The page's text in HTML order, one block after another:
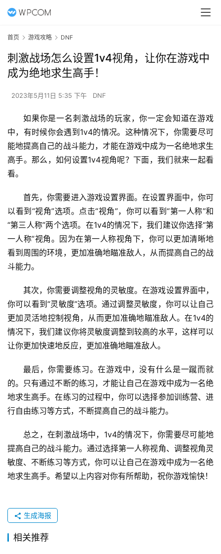
首页 游戏攻略 DNF
刺激战场怎么设置1v4视角，让你在游戏中
成为绝地求生高手！
2023年5月11日 5:35 下午 DNF
如果你是一名刺激战场的玩家，你一定会知道在游戏
中，有时候你会遇到1v4的情况。这种情况下，你需要尽可
能地提高自己的战斗能力，才能在游戏中成为一名绝地求生
高手。那么，如何设置1v4视角呢？下面，我们就来一起看
看。
首先，你需要进入游戏设置界面。在设置界面中，你可
以看到“视角”选项。点击“视角”，你可以看到“第一人称”和
“第三人称”两个选项。在1v4的情况下，我们建议你选择“第
一人称”视角。因为在第一人称视角下，你可以更加清晰地
看到周围的环境，更加准确地瞄准敌人，从而提高自己的战
斗能力。
其次，你需要调整视角的灵敏度。在游戏设置界面中，
你可以看到“灵敏度”选项。通过调整灵敏度，你可以让自己
更加灵活地控制视角，从而更加准确地瞄准敌人。在1v4的
情况下，我们建议你将灵敏度调整到较高的水平，这样可以
让你更加快速地反应，更加准确地瞄准敌人。
最后，你需要练习。在游戏中，没有什么是一蹴而就
的。只有通过不断的练习，才能让自己在游戏中成为一名绝
地求生高手。在练习的过程中，你可以选择参加训练营、进
行自由练习等方式，不断提高自己的战斗能力。
总之，在刺激战场中，1v4的情况下，你需要尽可能地
提高自己的战斗能力。通过选择第一人称视角、调整视角灵
敏度、不断练习等方式，你可以让自己在游戏中成为一名绝
地求生高手。希望以上内容对你有所帮助，祝你游戏愉快！
生成海报
相关推荐